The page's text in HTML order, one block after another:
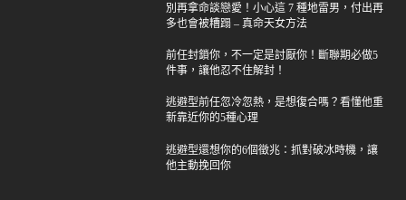
別再拿命談戀愛！小心這 7 種地雷男，付出再
多也會被糟蹋 – 真命天女方法
前任封鎖你，不一定是討厭你！斷聯期必做5
件事，讓他忍不住解封！
逃避型前任忽冷忽熱，是想復合嗎？看懂他重
新靠近你的5種心理
逃避型還想你的6個徵兆：抓對破冰時機，讓
他主動挽回你